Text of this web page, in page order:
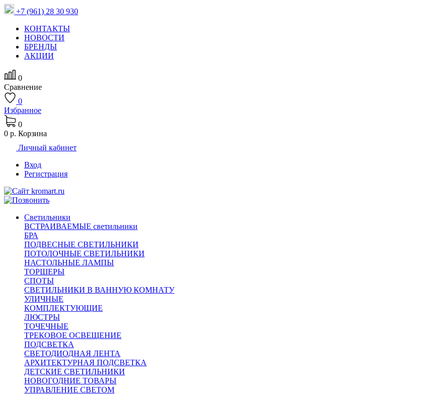
+7 (961) 28 30 930
КОНТАКТЫ
НОВОСТИ
БРЕНДЫ
АКЦИИ
0
Сравнение
0
Избранное
0
0 р. Корзина
Личный кабинет
Вход
Регистрация
Светильники
ВСТРАИВАЕМЫЕ светильники
БРА
ПОДВЕСНЫЕ СВЕТИЛЬНИКИ
ПОТОЛОЧНЫЕ СВЕТИЛЬНИКИ
НАСТОЛЬНЫЕ ЛАМПЫ
ТОРШЕРЫ
СПОТЫ
СВЕТИЛЬНИКИ В ВАННУЮ КОМНАТУ
УЛИЧНЫЕ
КОМПЛЕКТУЮЩИЕ
ЛЮСТРЫ
ТОЧЕЧНЫЕ
ТРЕКОВОЕ ОСВЕЩЕНИЕ
ПОДСВЕТКА
СВЕТОДИОДНАЯ ЛЕНТА
АРХИТЕКТУРНАЯ ПОДСВЕТКА
ДЕТСКИЕ СВЕТИЛЬНИКИ
НОВОГОДНИЕ ТОВАРЫ
УПРАВЛЕНИЕ СВЕТОМ